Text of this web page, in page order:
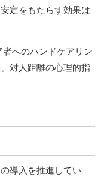
定をもたらす効果は
へのハンドケアリン
対人距離の心理的指
導入を推進してい